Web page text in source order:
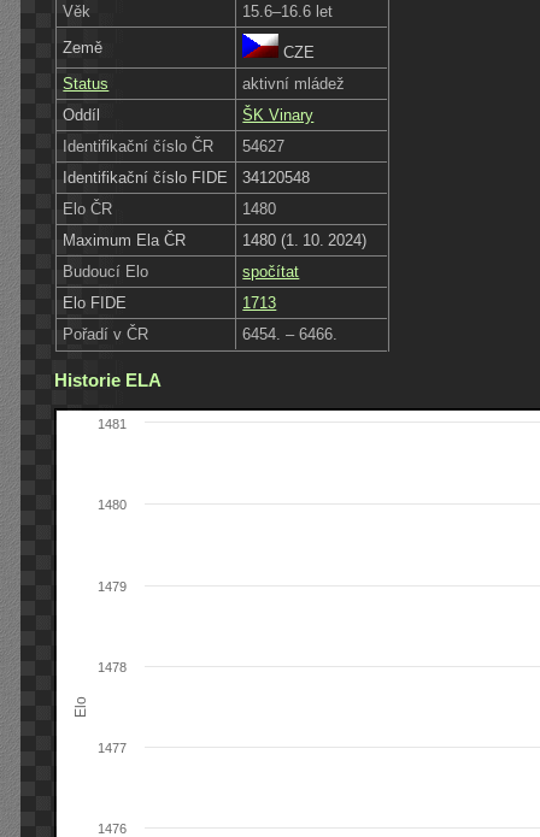
Věk
15.6–16.6 let
Země
CZE
Status
aktivní mládež
Oddíl
ŠK Vinary
Identifikační číslo ČR
54627
Identifikační číslo FIDE
34120548
Elo ČR
1480
Maximum Ela ČR
1480 (1. 10. 2024)
Budoucí Elo
spočítat
Elo FIDE
1713
Pořadí v ČR
6454. – 6466.
Historie ELA
Elo
1476
1477
1478
1479
1480
1481